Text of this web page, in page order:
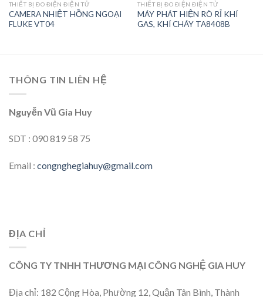
THIẾT BỊ ĐO ĐIỆN ĐIỆN TỬ
CAMERA NHIỆT HỒNG NGOẠI
FLUKE VT04
THIẾT BỊ ĐO ĐIỆN ĐIỆN TỬ
MÁY PHÁT HIỆN RÒ RỈ KHÍ
GAS, KHÍ CHÁY TA8408B
THÔNG TIN LIÊN HỆ
Nguyễn Vũ Gia Huy
SDT : 090 819 58 75
Email : congnghegiahuy@gmail.com
ĐỊA CHỈ
CÔNG TY TNHH THƯƠNG MẠI CÔNG NGHỆ GIA HUY
Địa chỉ: 182 Cộng Hòa, Phường 12, Quận Tân Bình, Thành